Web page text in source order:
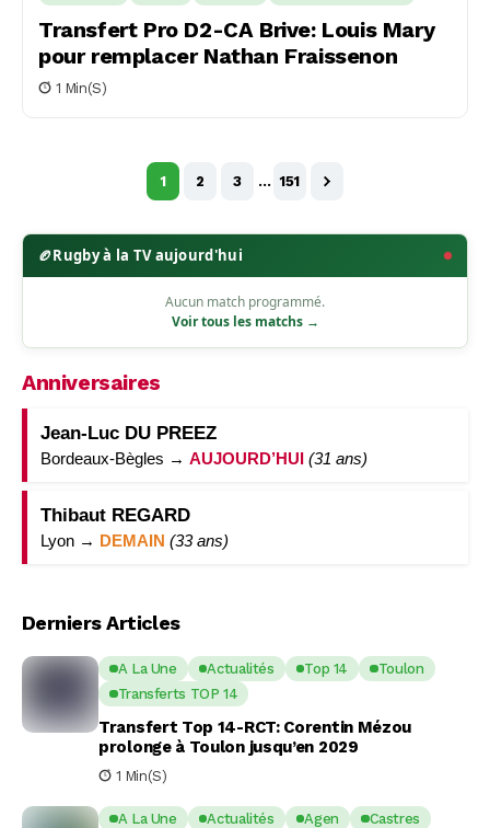
Transfert Pro D2-CA Brive: Louis Mary
pour remplacer Nathan Fraissenon
1 Min(s)
1 2 3 … 151
🏉Rugby à la TV aujourd'hui
Aucun match programmé.
Voir tous les matchs →
Anniversaires
Jean-Luc DU PREEZ
Bordeaux-Bègles → AUJOURD’HUI (31 ans)
Thibaut REGARD
Lyon → DEMAIN (33 ans)
Derniers Articles
A La Une Actualités Top 14
Toulon
Transferts TOP 14
Transfert Top 14-RCT: Corentin Mézou
prolonge à Toulon jusqu’en 2029
1 Min(s)
A La Une Actualités Agen
Castres